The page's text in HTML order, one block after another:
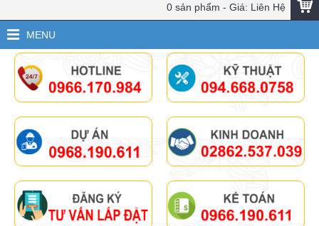
0 sản phẩm - Giá: Liên Hệ
MENU